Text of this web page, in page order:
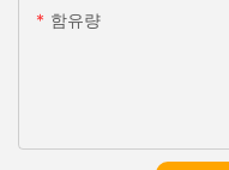
함유량